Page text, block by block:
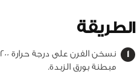
الطريقة
مبطنة بورق الزبدة.